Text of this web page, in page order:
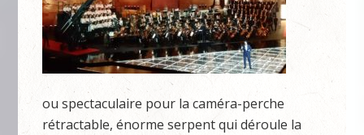
ou spectaculaire pour la caméra-perche
rétractable, énorme serpent qui déroule la